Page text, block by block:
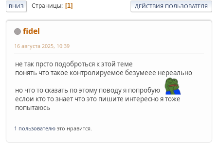
ВНИЗ Страницы 1 ДЕЙСТВИЯ ПОЛЬЗОВАТЕЛЯ
fidel
16 августа 2025, 10:39
не так прсто подоброться к этой теме
понять что такое контролируемое безумеее нереально
но что то сказать по этому поводу я попробую
еслои кто то знает что это пишите интересно я тоже
попытаюсь
1 пользователю это нравится.